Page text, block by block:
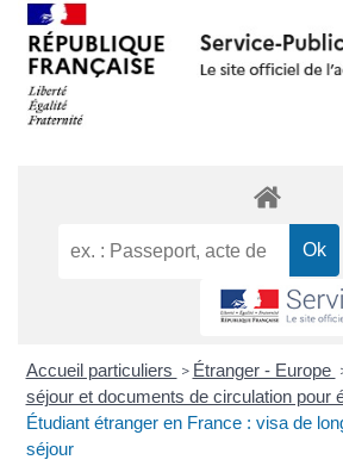
Accueil particuliers > Étranger - Europe
séjour et documents de circulation pour
Étudiant étranger en France : visa de
séjour